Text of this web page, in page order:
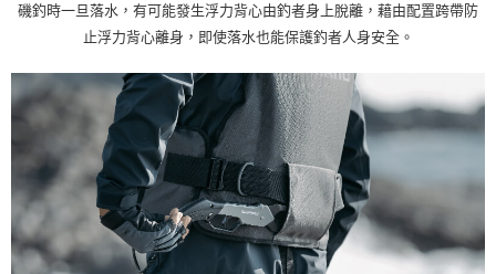
磯釣時一旦落水，有可能發生浮力背心由釣者身上脫離，藉由配置跨帶防
止浮力背心離身，即使落水也能保護釣者人身安全。